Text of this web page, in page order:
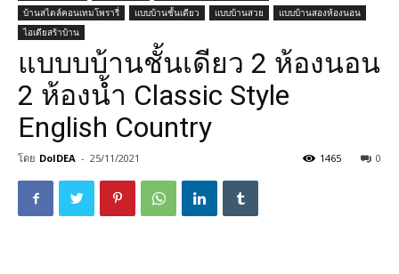
บ้านสไตล์คอนเทมโพรารี่
แบบบ้านชั้นเดียว แบบบ้านสวย
แบบบ้านสองห้องนอน
ไอเดียสร้าบ้าน
แบบบบ้านชั้นเดียว 2 ห้องนอน
2 ห้องน้ำ Classic Style
English Country
โดย DoIDEA - 25/11/2021 0
1465